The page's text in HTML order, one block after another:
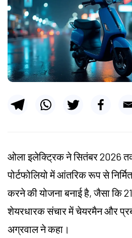
ओला इलेक्ट्रिक ने सितंबर 2026
पोर्टफोलियो में आंतरिक रूप से
करने की योजना बनाई है, जैसा कि
शेयरधारक संचार में चेयरमैन और
अग्रवाल ने कहा।